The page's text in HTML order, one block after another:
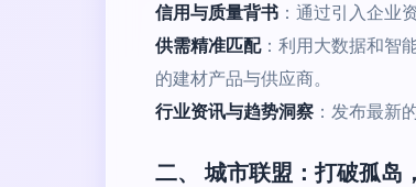
信用与质量背书 ：通过引入企业
供需精准匹配：利用大数据和智
的建材产品与供应商。
行业资讯与趋势洞察 ：发布最新
二、 城市联盟：打破孤岛